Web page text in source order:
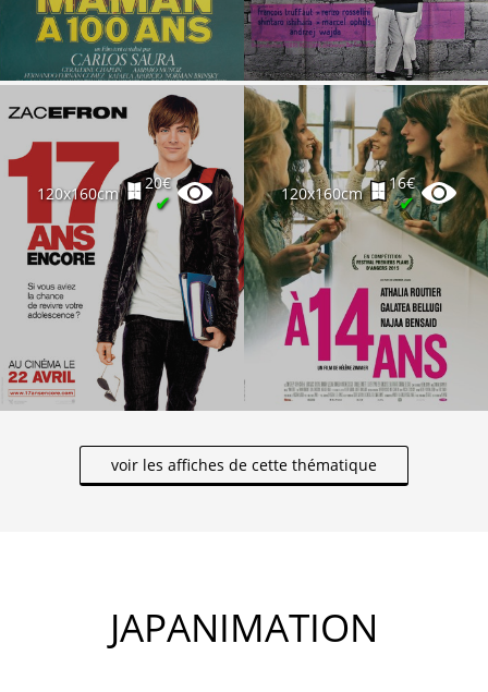
120x160cm
20€
✔ 120x160cm
16€
✔
voir les affiches de cette thématique
JAPANIMATION